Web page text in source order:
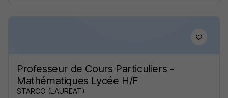
Professeur de Cours Particuliers -
Mathématiques Lycée H/F
STARCO (LAUREAT)